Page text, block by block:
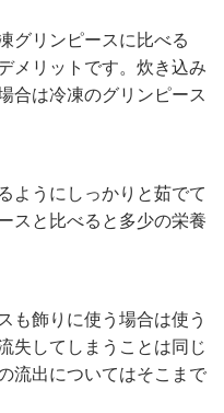
グリンピースに比べる
メリットです。炊き込み
合は冷凍のグリンピース
ようにしっかりと茹でて
スと比べると多少の栄養
も飾りに使う場合は使う
失してしまうことは同じ
流出についてはそこまで